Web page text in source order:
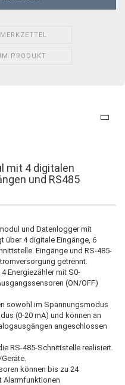
PRODUKT
mit 4 digitalen
und RS485
und Datenlogger mit
über 4 digitale Eingänge, 6
Eingänge und RS-485-
getrennt.
Energiezähler mit S0-
(ON/OFF)
sowohl im Spannungsmodus
(0-20 mA) und können an
angeschlossen
RS-485-Schnittstelle realisiert.
können bis zu 24
Alarmfunktionen